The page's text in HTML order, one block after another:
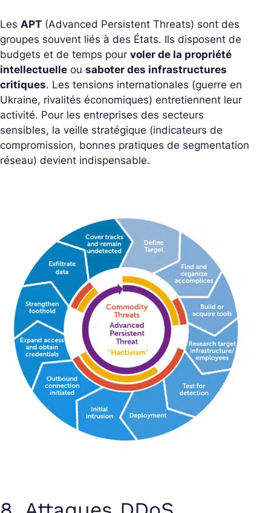
Les APT (Advanced Persistent Threats) sont des
groupes souvent liés à des États. Ils disposent de
budgets et de temps pour voler de la propriété
intellectuelle ou saboter des infrastructures
critiques. Les tensions internationales (guerre en
Ukraine, rivalités économiques) entretiennent leur
activité. Pour les entreprises des secteurs
sensibles, la veille stratégique (indicateurs de
compromission, bonnes pratiques de segmentation
réseau) devient indispensable.